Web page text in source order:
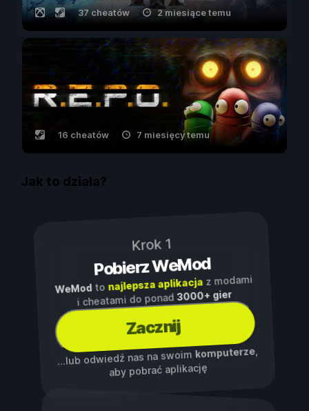
37 cheatów 2 miesiące temu
16 cheatów 7 miesięcy temu
Jak to działa?
Krok 1
Pobierz WeMod
WeModto najlepsza aplikacjaz modami
i cheatami do ponad3000+ gier
Zacznij
...lub odwiedź nas na swoim komputerze,
aby pobrać aplikację